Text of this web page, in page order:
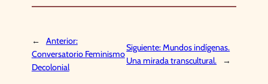
←
Anterior:
Conversatorio Feminismo
Decolonial
Siguiente:Mundos indígenas.
Una mirada transcultural.
→